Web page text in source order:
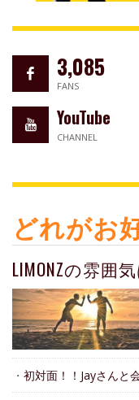
3,085
FANS
YouTube
CHANNEL
どれがお
LIMONZの雰囲
・ 初対面！！Jayさんと会